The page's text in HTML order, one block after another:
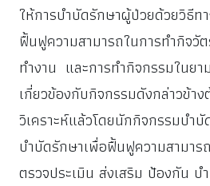
ให้การบำบัดรักษาผู้ป่วยด้วยวิธี
ฟื้นฟูความสามารถในการทำกิจวั
ทำงาน และการทำกิจกรรมในย
เกี่ยวข้องกับกิจกรรมดังกล่าวข้า
วิเคราะห์แล้วโดยนักกิจกรรมบำ
บำบัดรักษาเพื่อฟื้นฟูความสามา
ตรวจประเมิน ส่งเสริม ป้องกัน